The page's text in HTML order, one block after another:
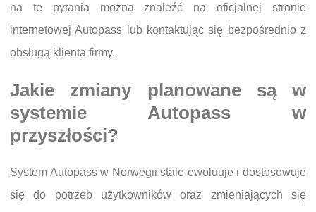
na te pytania można znaleźć na oficjalnej stronie
internetowej Autopass lub kontaktując się bezpośrednio z
obsługą klienta firmy.
Jakie zmiany planowane są w
systemie Autopass w
przyszłości?
System Autopass w Norwegii stale ewoluuje i dostosowuje
się do potrzeb użytkowników oraz zmieniających się